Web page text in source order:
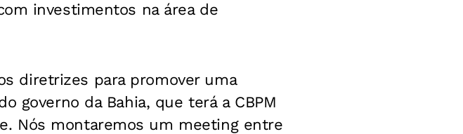
investimentos na área de
diretrizes para promover uma
governo da Bahia, que terá a CBPM
Nós montaremos um meeting entre